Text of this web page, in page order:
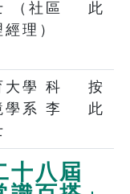
（社區
理）
此
大學 科
學系 李
按
此
十八屆